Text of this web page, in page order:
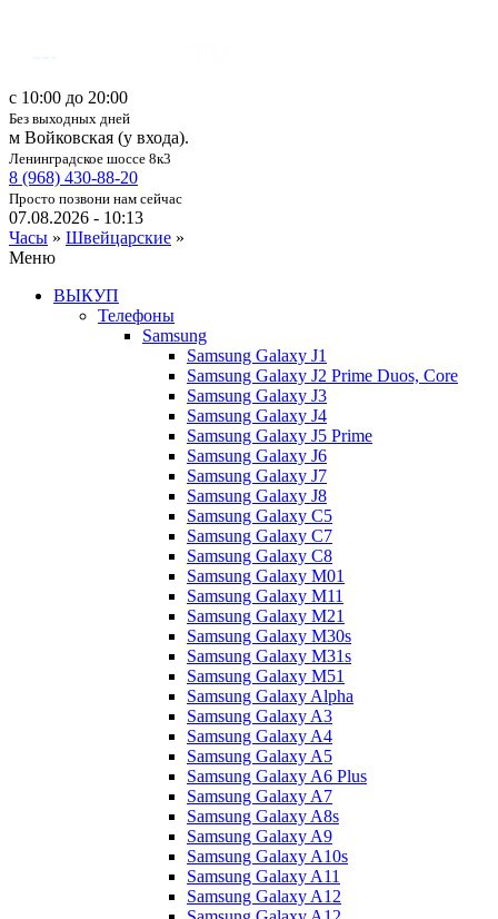
c 10:00 до 20:00
Без выходных дней
м Войковская (у входа).
Ленинградское шоссе 8к3
8 (968) 430-88-20
Просто позвони нам сейчас
07.08.2026 - 10:13
Часы » Швейцарские »
Меню
ВЫКУП
Телефоны
Samsung
Samsung Galaxy J1
Samsung Galaxy J2 Prime Duos, Core
Samsung Galaxy J3
Samsung Galaxy J4
Samsung Galaxy J5 Prime
Samsung Galaxy J6
Samsung Galaxy J7
Samsung Galaxy J8
Samsung Galaxy C5
Samsung Galaxy C7
Samsung Galaxy C8
Samsung Galaxy M01
Samsung Galaxy M11
Samsung Galaxy M21
Samsung Galaxy M30s
Samsung Galaxy M31s
Samsung Galaxy M51
Samsung Galaxy Alpha
Samsung Galaxy A3
Samsung Galaxy A4
Samsung Galaxy A5
Samsung Galaxy A6 Plus
Samsung Galaxy A7
Samsung Galaxy A8s
Samsung Galaxy A9
Samsung Galaxy A10s
Samsung Galaxy A11
Samsung Galaxy A12